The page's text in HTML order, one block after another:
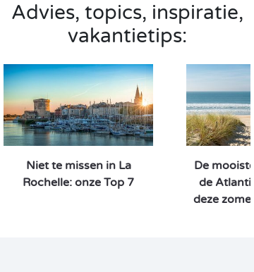
Advies, topics, inspiratie,
vakantietips:
Niet te missen in La
Rochelle: onze Top 7
De
de
deze